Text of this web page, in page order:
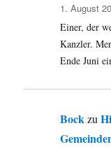
1. August
Einer, der
Kanzler.
Ende Juni
Bockzu